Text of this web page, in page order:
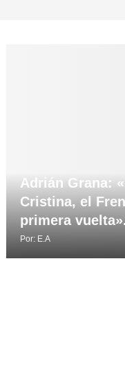
Adrián Grana:
Cristina, el
primera vuelta».
Por: E.A